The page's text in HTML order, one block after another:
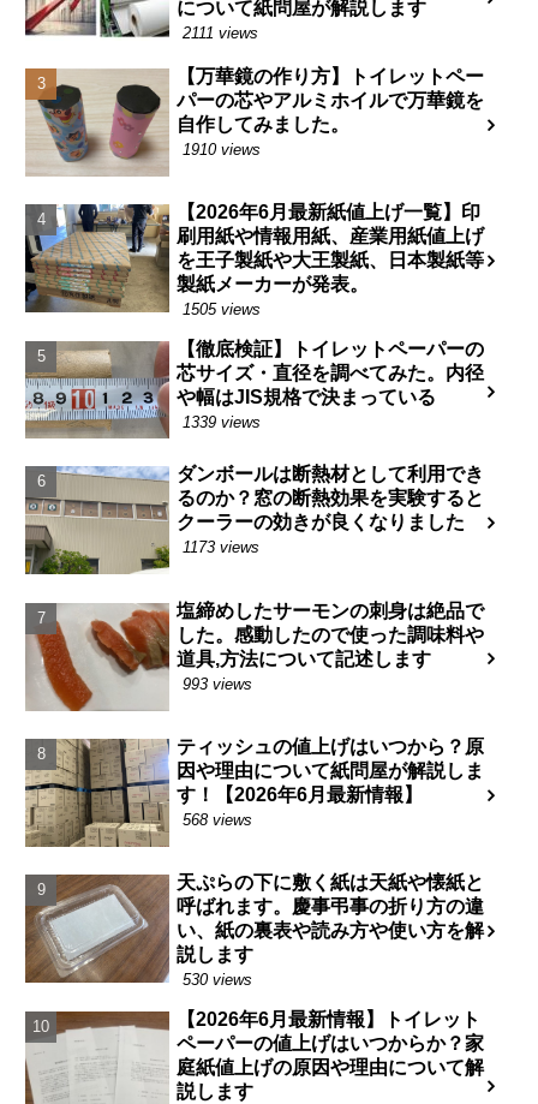
について紙問屋が解説します
2111 views
【万華鏡の作り方】トイレットペー
パーの芯やアルミホイルで万華鏡を
自作してみました。
1910 views
【2026年6月最新紙値上げ一覧】印
刷用紙や情報用紙、産業用紙値上げ
を王子製紙や大王製紙、日本製紙等
製紙メーカーが発表。
1505 views
【徹底検証】トイレットペーパーの
芯サイズ・直径を調べてみた。内径
や幅はJIS規格で決まっている
1339 views
ダンボールは断熱材として利用でき
るのか？窓の断熱効果を実験すると
クーラーの効きが良くなりました
1173 views
塩締めしたサーモンの刺身は絶品で
した。感動したので使った調味料や
道具,方法について記述します
993 views
ティッシュの値上げはいつから？原
因や理由について紙問屋が解説しま
す！【2026年6月最新情報】
568 views
天ぷらの下に敷く紙は天紙や懐紙と
呼ばれます。慶事弔事の折り方の違
い、紙の裏表や読み方や使い方を解
説します
530 views
【2026年6月最新情報】トイレット
ペーパーの値上げはいつからか？家
庭紙値上げの原因や理由について解
説します